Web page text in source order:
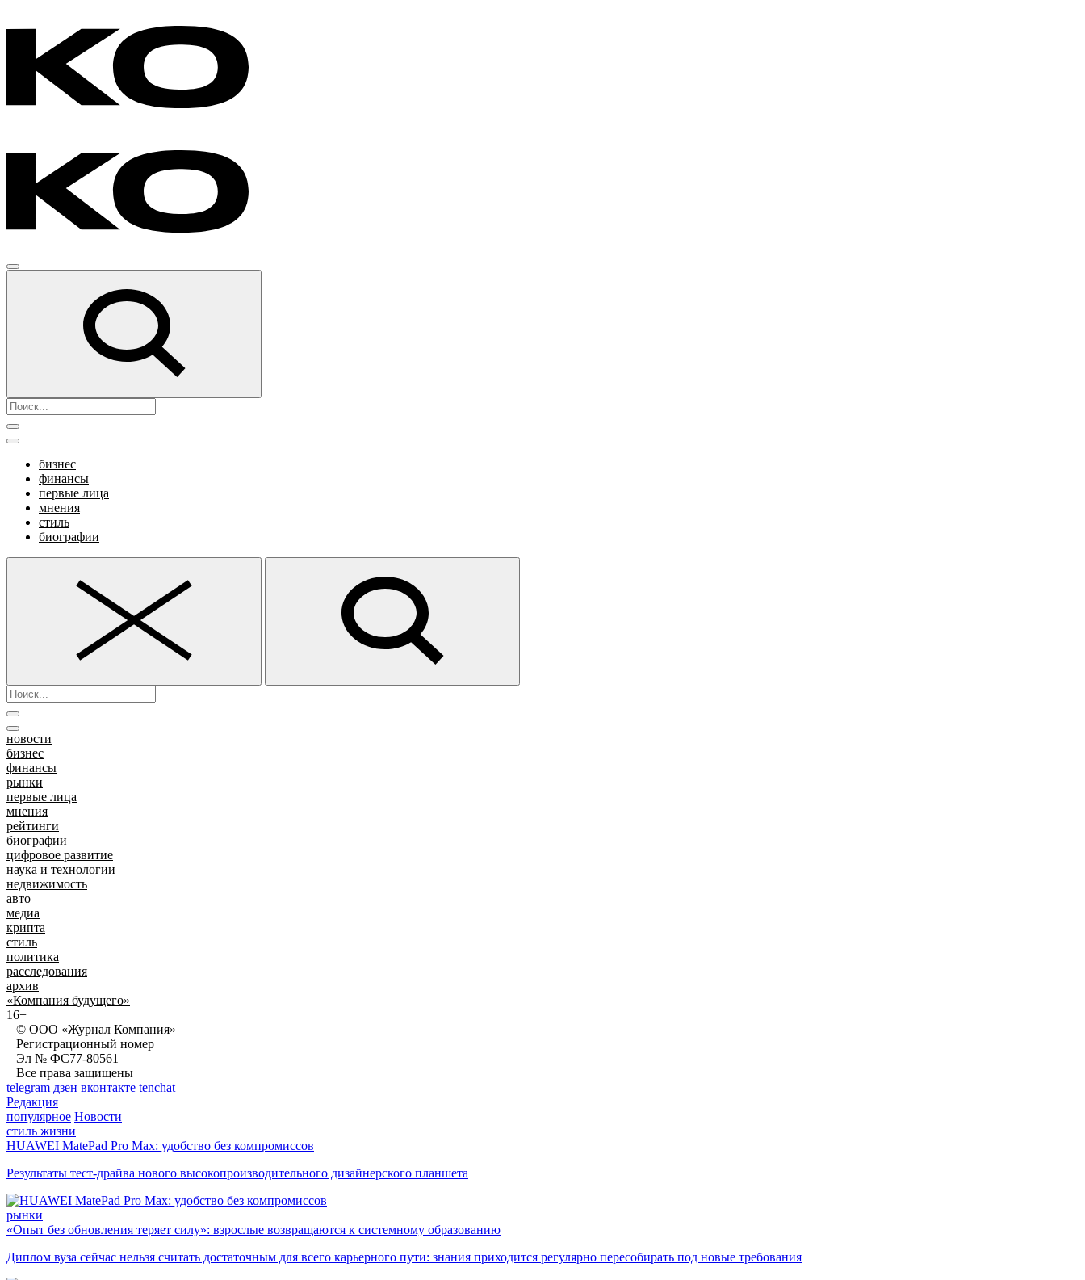
бизнес
финансы
первые лица
мнения
стиль
биографии
новости
бизнес
финансы
рынки
первые лица
мнения
рейтинги
биографии
цифровое развитие
наука и технологии
недвижимость
авто
медиа
крипта
стиль
политика
расследования
архив
«Компания будущего»
16+
© ООО «Журнал Компания»
Регистрационный номер
Эл № ФС77-80561
Все права защищены
telegram дзен вконтакте tenchat
Редакция
популярное Новости
стиль жизни
HUAWEI MatePad Pro Max: удобство без компромиссов
Результаты тест-драйва нового высокопроизводительного дизайнерского планшета
рынки
«Опыт без обновления теряет силу»: взрослые возвращаются к системному образованию
Диплом вуза сейчас нельзя считать достаточным для всего карьерного пути: знания приходится регулярно пересобирать под новые требования